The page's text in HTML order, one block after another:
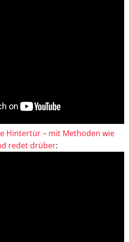
Hintertür – mit Methoden wie
redet drüber: